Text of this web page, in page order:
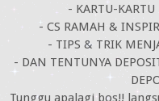
- KARTU-KARTU
- CS RAMAH &
- TIPS & TRIK
- DAN TENTUNYA
Tunggu apalagi bos!!